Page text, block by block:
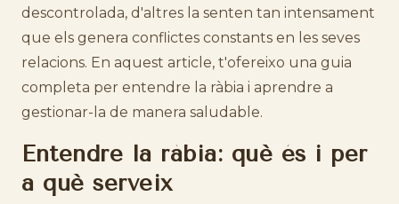
descontrolada, d'altres la senten tan intensament
que els genera conflictes constants en les seves
relacions. En aquest article, t'ofereixo una guia
completa per entendre la ràbia i aprendre a
gestionar-la de manera saludable.
Entendre la ràbia: què és i per
a què serveix